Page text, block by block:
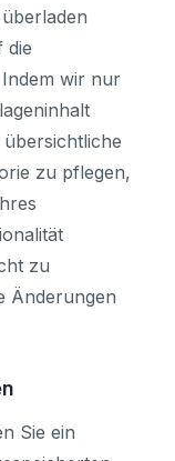
die
wir nur
zu pflegen,
zu
Änderungen
Sie ein